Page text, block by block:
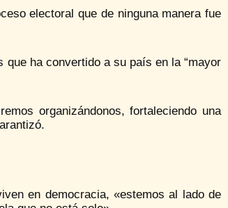
electoral que de ninguna manera fue
ha convertido a su país en la “mayor
organizándonos, fortaleciendo una
en democracia, «estemos al lado de